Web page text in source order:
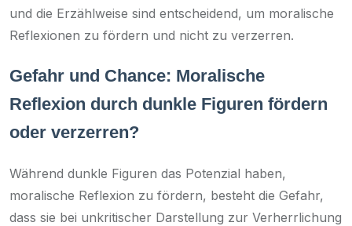
und die Erzählweise sind entscheidend, um moralische
Reflexionen zu fördern und nicht zu verzerren.
Gefahr und Chance: Moralische
Reflexion durch dunkle Figuren fördern
oder verzerren?
Während dunkle Figuren das Potenzial haben,
moralische Reflexion zu fördern, besteht die Gefahr,
dass sie bei unkritischer Darstellung zur Verherrlichung